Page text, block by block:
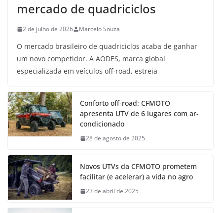
mercado de quadriciclos
2 de julho de 2026 Marcelo Souza
O mercado brasileiro de quadriciclos acaba de ganhar
um novo competidor. A AODES, marca global
especializada em veículos off-road, estreia
Conforto off-road: CFMOTO
apresenta UTV de 6 lugares com ar-
condicionado
28 de agosto de 2025
Novos UTVs da CFMOTO prometem
facilitar (e acelerar) a vida no agro
23 de abril de 2025